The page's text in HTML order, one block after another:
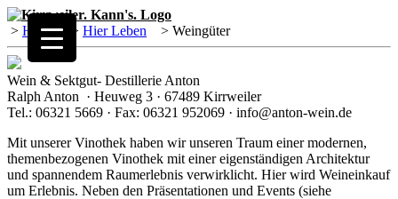
> Home> Hier Leben > Weingüter
Wein & Sektgut- Destillerie Anton
Ralph Anton · Heuweg 3 · 67489 Kirrweiler
Tel.: 06321 5669 · Fax: 06321 952069 · info@anton-wein.de
Mit unserer Vinothek haben wir unseren Traum einer modernen,
themenbezogenen Vinothek mit einer eigenständigen Architektur
und spannendem Raumerlebnis verwirklicht. Hier wird Weineinkauf
um Erlebnis. Neben den Präsentationen und Events (siehe